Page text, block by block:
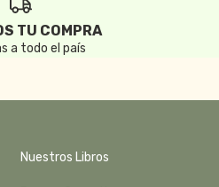
TU COMPRA
a todo el país
Nuestros Libros